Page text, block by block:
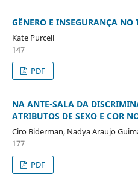
GÊNERO E INSEGURANÇA
Kate Purcell
147
PDF
NA ANTE-SALA DA
ATRIBUTOS DE SEXO E COR
Ciro Biderman, Nadya Araujo
177
PDF